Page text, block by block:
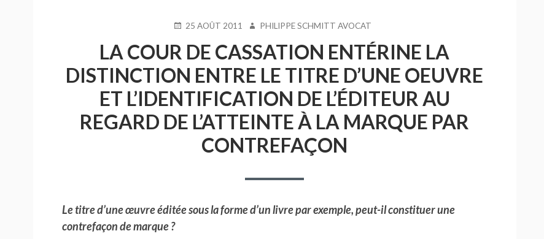
PUBLIÉ
25 AOÛT 2011 AUTEUR
PHILIPPE SCHMITT AVOCAT
LA COUR DE CASSATION ENTÉRINE LA
DISTINCTION ENTRE LE TITRE D’UNE OEUVRE
ET L’IDENTIFICATION DE L’ÉDITEUR AU
REGARD DE L’ATTEINTE À LA MARQUE PAR
CONTREFAÇON
Le titre d’une œuvre éditée sous la forme d’un livre par exemple, peut-il constituer une
contrefaçon de marque ?